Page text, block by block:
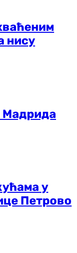
нису
Мадрида
у
Петрово